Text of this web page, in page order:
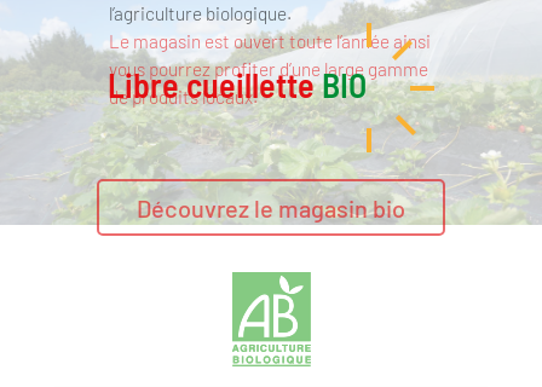
Libre cueilletteBIO
l’agriculture biologique.
Le magasin est ouvert toute l’année ainsi
vous pourrez profiter d’une large gamme
de produits locaux.
Découvrez le magasin bio